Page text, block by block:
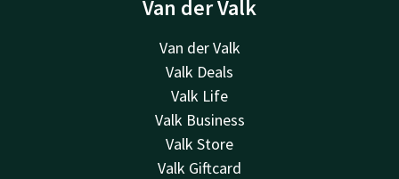
Van der Valk
Van der Valk
Valk Deals
Valk Life
Valk Business
Valk Store
Valk Giftcard